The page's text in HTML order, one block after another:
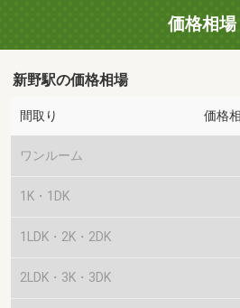
価格相場
新野駅の価格相場
間取り 価格
ワンルーム
1K・1DK
1LDK・2K・2DK
2LDK・3K・3DK